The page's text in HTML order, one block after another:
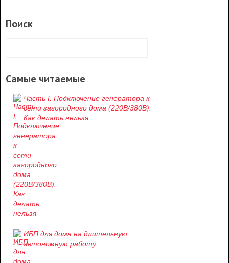
Поиск
Самые читаемые
Часть I. Подключение генератора к
сети загородного дома (220В/380В).
Как делать нельзя
ИБП для дома на длительную
автономную работу